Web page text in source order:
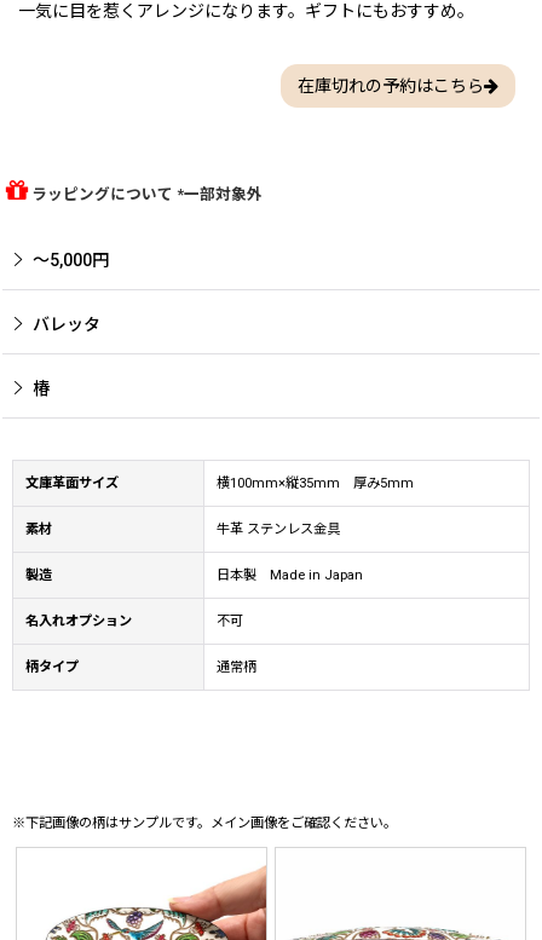
一気に目を惹くアレンジになります。ギフトにもおすすめ。
在庫切れの予約はこちら
ラッピングについて *一部対象外
〜5,000円
バレッタ
椿
文庫革面サイズ 横100mm×縦35mm 厚み5mm
素材 牛革 ステンレス金具
製造 日本製 Made in Japan
名入れオプション 不可
柄タイプ 通常柄
※下記画像の柄はサンプルです。メイン画像をご確認ください。